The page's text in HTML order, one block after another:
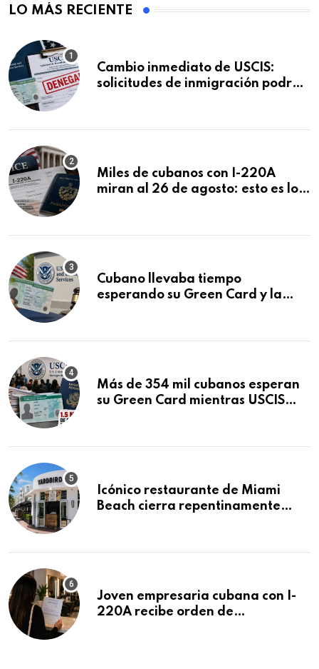
LO MÁS RECIENTE
Cambio inmediato de USCIS:
solicitudes de inmigración podrán
Miles de cubanos con I-220A
miran al 26 de agosto: esto es lo
Cubano llevaba tiempo
esperando su Green Card y la
Más de 354 mil cubanos esperan
su Green Card mientras USCIS
Icónico restaurante de Miami
Beach cierra repentinamente
Joven empresaria cubana con I-
220A recibe orden de